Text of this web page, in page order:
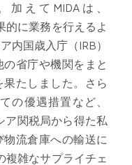
えてMIDAは、
的に業務を行えるよ
内国歳入庁（IRB）
省庁や機関をまと
たしました。さら
の優遇措置など、
ア関税局から得た私
流倉庫への輸送に
複雑なサプライチェ